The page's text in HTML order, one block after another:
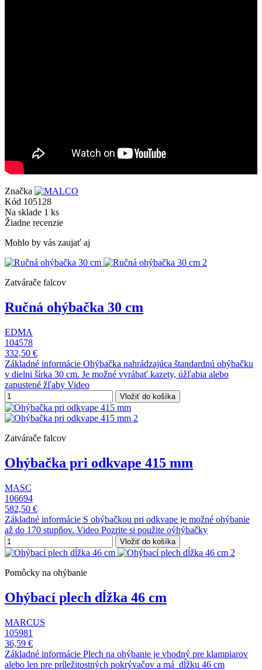
Značka
Kód 105128
Na sklade 1 ks
Žiadne recenzie
Mohlo by vás zaujať aj
Zatvárače falcov
Ručná ohýbačka 30 cm
EDMA
104578
332,50 €
Základné informácie Ohýbačka nahrádzajúca štandardnú ohýbačku
v dielni šírka 30 cm. Je možné vyrábať kazety, úžľabia alebo
zapustené žľaby Video
Vložiť do košíka
Zatvárače falcov
Ohýbačka pri odkvape 415 mm
MASC
106694
582,50 €
Základné informácie S ohýbačkou pri odkvape je možné ohýbanie
až do 170 stupňov. Video Pozrite si použite oýhýbačky
Vložiť do košíka
Pomôcky na ohýbanie
Ohýbací plech dĺžka 46 cm
MARCUS
105981
36,59 €
Základné informácie Plech na ohýbanie je vhodný pre klampiarov
alebo len pre príležitostných pokrývačov a má dĺžku 46 cm